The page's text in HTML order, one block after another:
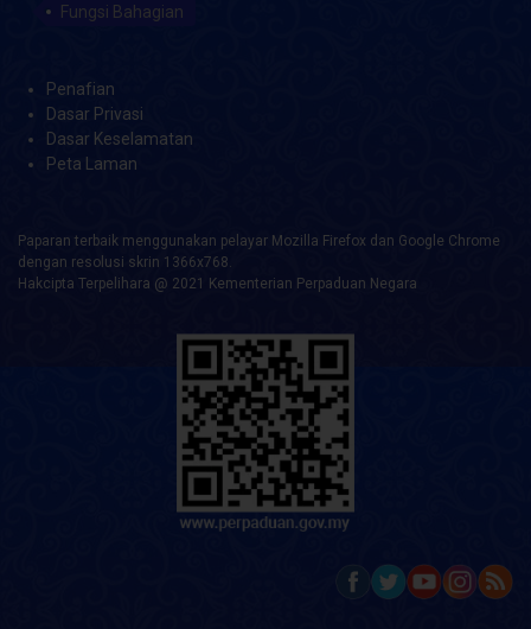
Fungsi Bahagian
Penafian
Dasar Privasi
Dasar Keselamatan
Peta Laman
Paparan terbaik menggunakan pelayar Mozilla Firefox dan Google Chrome
dengan resolusi skrin 1366x768.
Hakcipta Terpelihara @ 2021 Kementerian Perpaduan Negara